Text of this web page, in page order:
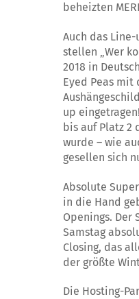
beheizten
Auch das
stellen „Wer
2018 in
Eyed Peas mit
up
bis auf Platz 2
wurde – wie
gesellen sich
Absolute
in die Hand
Openings.
Samstag
Closing, das
der größte
Die Hosting-